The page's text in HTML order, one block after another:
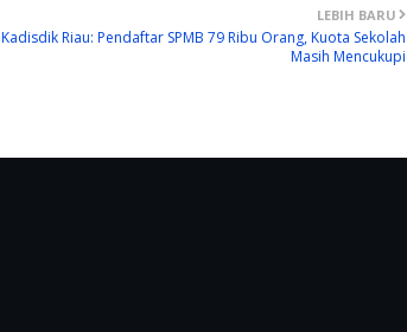
LEBIH BARU
Kadisdik Riau: Pendaftar SPMB 79 Ribu Orang, Kuota Sekolah
Masih Mencukupi